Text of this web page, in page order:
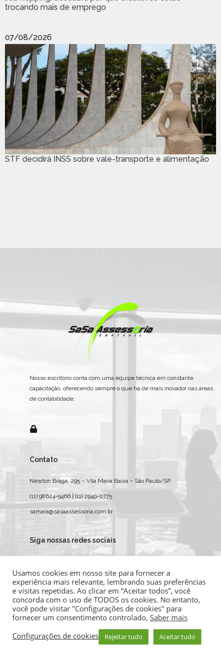
trocando mais de emprego
07/08/2026
STF decidirá INSS sobre vale-transporte e alimentação
Nosso escritório conta com uma equipe técnica em constante
capacitação, oferecendo sempre o que há de mais inovador nas áreas
de contabilidade.
Contato
Newton Braga, 295 – Vila Maria Baixa – São Paulo/SP.
(11) 98624-5466 | (11) 2949-0775
samara@sasaassessoria.com.br
Siga nossas redes sociais
Ondatta - Sites para Contabilidade
Usamos cookies em nosso site para fornecer a
experiência mais relevante, lembrando suas preferências
e visitas repetidas. Ao clicar em “Aceitar todos”, você
concorda com o uso de TODOS os cookies. No entanto,
você pode visitar "Configurações de cookies" para
fornecer um consentimento controlado, Saber mais
Configurações de cookies
Rejeitar tudo Aceitar tudo